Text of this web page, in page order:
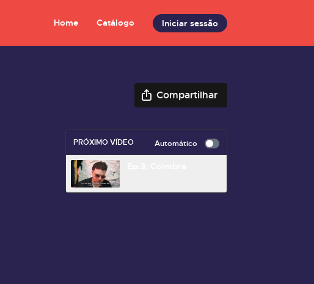
Home Catálogo Iniciar sessão
Compartilhar
PRÓXIMO VÍDEO Automático